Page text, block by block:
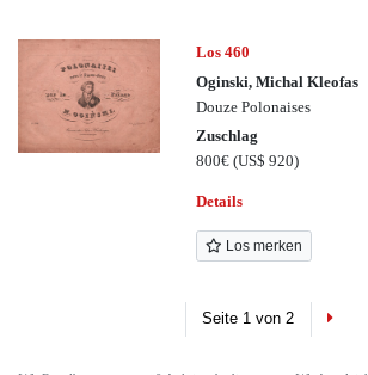
Los 460
Oginski, Michal Kleofas
Douze Polonaises
Zuschlag
800€(US$ 920)
Details
Los merken
Seite 1 von 2 Next